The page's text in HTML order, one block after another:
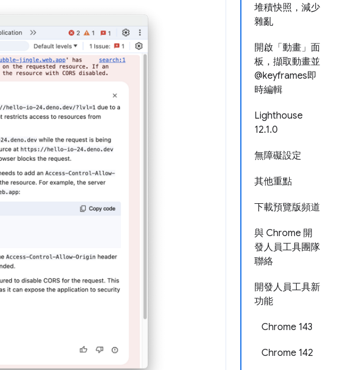
堆積快照，減少
雜亂
開啟「動畫」面
板，擷取動畫並
@keyframes即
時編輯
Lighthouse
12.1.0
無障礙設定
其他重點
下載預覽版頻道
與 Chrome 開
發人員工具團隊
聯絡
開發人員工具新
功能
Chrome 143
Chrome 142